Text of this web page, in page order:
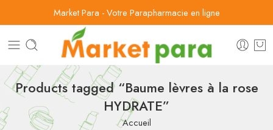
Market Para - Votre Parapharmacie en ligne
Products tagged “Baume lèvres à la rose
HYDRATE”
Accueil